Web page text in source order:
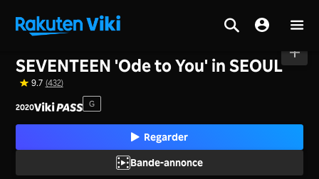
SEVENTEEN 'Ode to You' in SEOUL
9.7 (432)
2020 G
Regarder
Bande-annonce